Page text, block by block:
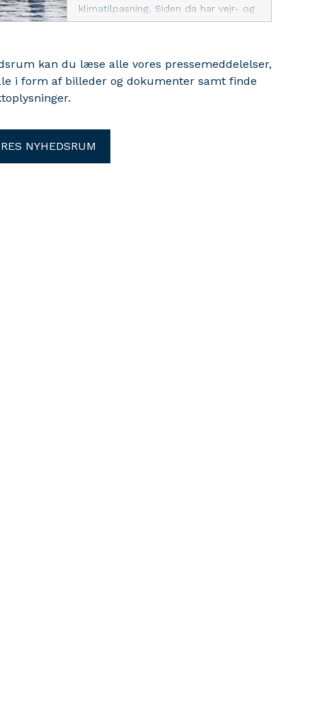
klimatilpasning. Siden da har vejr- og
klimaforskning gjort os klogere på
kommunerne et fælles grundlag for
at planlægge efter flere og kraftigere
kan du læse alle vores pressemeddelelser,
i form af billeder og dokumenter samt finde
NYHEDSRUM